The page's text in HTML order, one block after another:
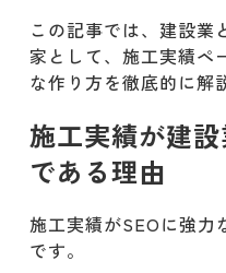
▼ 理想の更
▼ 更新頻度
画像SEO（alt
工実績の成果を
▼ altタグの
この記事では、建設業
家として、施工実績ペ
な作り方を徹底的に解
施工実績が建設
である理由
施工実績がSEOに強力
です。